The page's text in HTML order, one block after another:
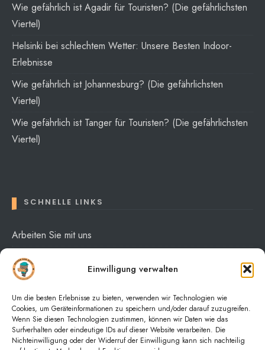
Einwilligung verwalten
Um die besten Erlebnisse zu bieten, verwenden wir Technologien wie
Cookies, um Geräteinformationen zu speichern und/oder darauf zuzugreifen.
Wenn Sie diesen Technologien zustimmen, können wir Daten wie das
Surfverhalten oder eindeutige IDs auf dieser Website verarbeiten. Die
Nichteinwilligung oder der Widerruf der Einwilligung kann sich nachteilig
Wie gefährlich ist Agadir für Touristen? (Die gefährlichsten
Viertel)
Helsinki bei schlechtem Wetter: Unsere Besten Indoor-
Erlebnisse
Wie gefährlich ist Johannesburg? (Die gefährlichsten
Viertel)
Wie gefährlich ist Tanger für Touristen? (Die gefährlichsten
Viertel)
SCHNELLE LINKS
Arbeiten Sie mit uns
Über mich
Datenschutzerklärung